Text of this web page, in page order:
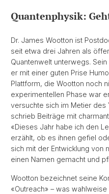
Quantenphysik:
Dr. James Wootton ist
seit etwa drei Jahren als
Quantenwelt unterwegs.
er mit einer guten Prise
Plattform, die Wootton noch
experimentellen Phase war
versuchte sich im Metier des
schrieb Beiträge mit
«Dieses Jahr habe ich den
erzählt, ob es ihnen gefiel
sich mit der Entwicklung von
einen Namen gemacht und
Wootton bezeichnet seine
«Outreach» – was